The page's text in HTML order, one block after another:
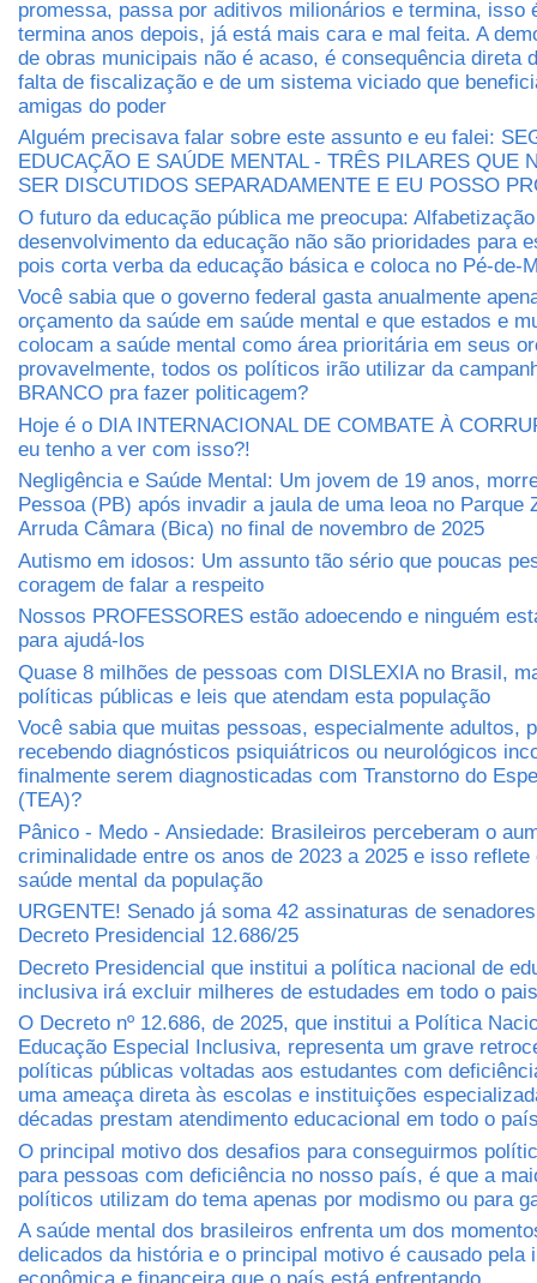
promessa, passa por aditivos milionários e termina, isso
termina anos depois, já está mais cara e mal feita. A
de obras municipais não é acaso, é consequência direta
falta de fiscalização e de um sistema viciado que
amigas do poder
Alguém precisava falar sobre este assunto e eu falei:
EDUCAÇÃO E SAÚDE MENTAL - TRÊS PILARES QUE
SER DISCUTIDOS SEPARADAMENTE E EU POSSO
O futuro da educação pública me preocupa:
desenvolvimento da educação não são prioridades para
pois corta verba da educação básica e coloca no Pé-de-
Você sabia que o governo federal gasta anualmente
orçamento da saúde em saúde mental e que estados e
colocam a saúde mental como área prioritária em seus
provavelmente, todos os políticos irão utilizar da
BRANCO pra fazer politicagem?
Hoje é o DIA INTERNACIONAL DE COMBATE À
eu tenho a ver com isso?!
Negligência e Saúde Mental: Um jovem de 19 anos,
Pessoa (PB) após invadir a jaula de uma leoa no Parque
Arruda Câmara (Bica) no final de novembro de 2025
Autismo em idosos: Um assunto tão sério que poucas
coragem de falar a respeito
Nossos PROFESSORES estão adoecendo e ninguém
para ajudá-los
Quase 8 milhões de pessoas com DISLEXIA no Brasil,
políticas públicas e leis que atendam esta população
Você sabia que muitas pessoas, especialmente adultos,
recebendo diagnósticos psiquiátricos ou neurológicos
finalmente serem diagnosticadas com Transtorno do
(TEA)?
Pânico - Medo - Ansiedade: Brasileiros perceberam o
criminalidade entre os anos de 2023 a 2025 e isso reflete
saúde mental da população
URGENTE! Senado já soma 42 assinaturas de
Decreto Presidencial 12.686/25
Decreto Presidencial que institui a política nacional de
inclusiva irá excluir milheres de estudades em todo o pais
O Decreto nº 12.686, de 2025, que institui a Política
Educação Especial Inclusiva, representa um grave
políticas públicas voltadas aos estudantes com
uma ameaça direta às escolas e instituições
décadas prestam atendimento educacional em todo o
O principal motivo dos desafios para conseguirmos
para pessoas com deficiência no nosso país, é que a
políticos utilizam do tema apenas por modismo ou para
A saúde mental dos brasileiros enfrenta um dos
delicados da história e o principal motivo é causado pela